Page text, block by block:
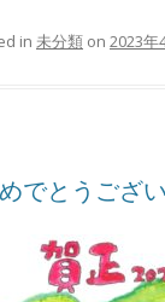
in 未分類 on 2023年
でとうござ